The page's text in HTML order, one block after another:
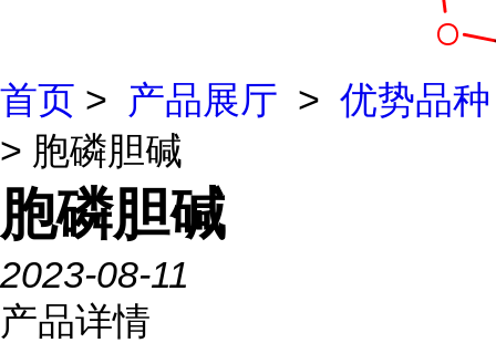
首页 > 产品展厅 > 优势品种
> 胞磷胆碱
胞磷胆碱
2023-08-11
产品详情